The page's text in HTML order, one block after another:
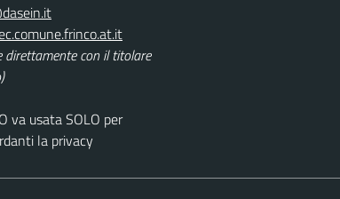
direttamente con il titolare
va usata SOLO per
la privacy